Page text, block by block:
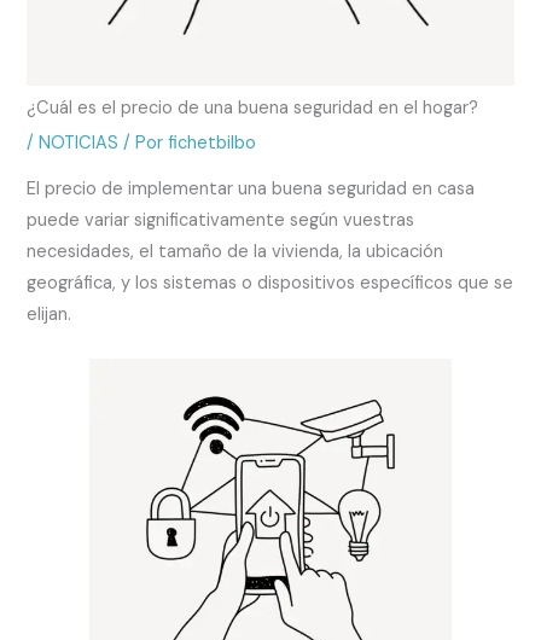
¿Cuál es el precio de una buena seguridad en el hogar?
/NOTICIAS / Porfichetbilbo
El precio de implementar una buena seguridad en casa
puede variar significativamente según vuestras
necesidades, el tamaño de la vivienda, la ubicación
geográfica, y los sistemas o dispositivos específicos que se
elijan.